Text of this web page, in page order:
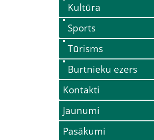
Kultūra
Sports
Tūrisms
Burtnieku ezers
Kontakti
Jaunumi
Pasākumi